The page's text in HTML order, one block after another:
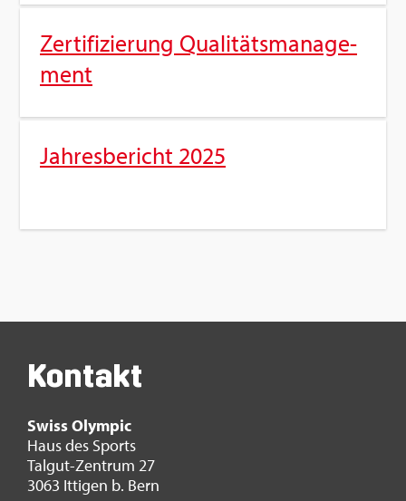
Zer­ti­fi­zie­rung Qua­li­täts­ma­nage­
ment
Jah­res­be­richt 2025
Kon­takt
Swiss Olym­pic
Haus des Sports
Tal­gut-Zen­trum 27
3063 It­ti­gen b. Bern